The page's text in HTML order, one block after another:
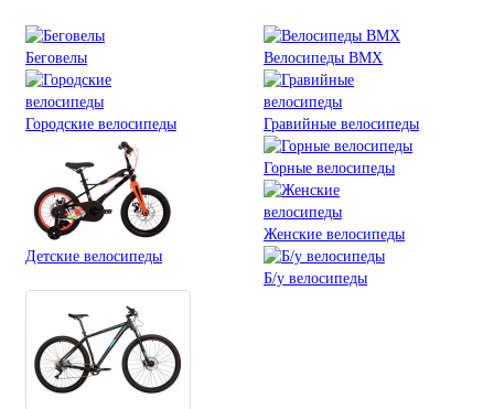
Беговелы Велосипеды BMX
Городские велосипеды Гравийные велосипеды
Детские велосипеды
Горные велосипеды
Женские велосипеды
Б/у велосипеды